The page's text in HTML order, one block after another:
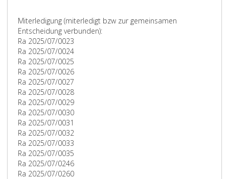
Miterledigung (miterledigt bzw zur gemeinsamen
Entscheidung verbunden):
Ra 2025/07/0023
Ra 2025/07/0024
Ra 2025/07/0025
Ra 2025/07/0026
Ra 2025/07/0027
Ra 2025/07/0028
Ra 2025/07/0029
Ra 2025/07/0030
Ra 2025/07/0031
Ra 2025/07/0032
Ra 2025/07/0033
Ra 2025/07/0035
Ra 2025/07/0246
Ra 2025/07/0260